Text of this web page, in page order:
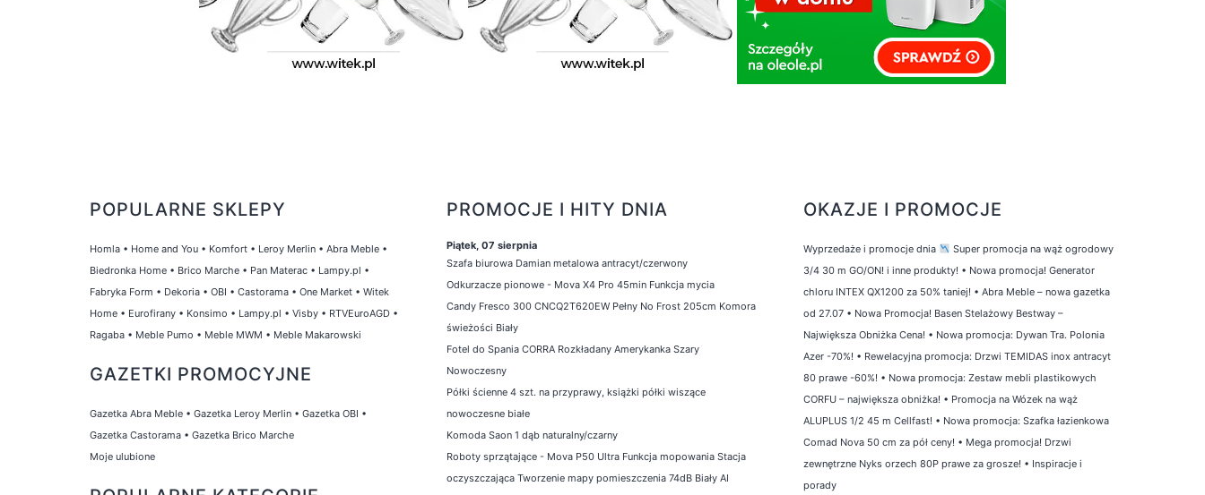
POPULARNE SKLEPY
Homla • Home and You • Komfort • Leroy Merlin • Abra Meble •
Biedronka Home • Brico Marche • Pan Materac • Lampy.pl •
Fabryka Form • Dekoria • OBI • Castorama • One Market • Witek
Home • Eurofirany • Konsimo • Lampy.pl • Visby • RTVEuroAGD •
Ragaba • Meble Pumo • Meble MWM • Meble Makarowski
GAZETKI PROMOCYJNE
Gazetka Abra Meble • Gazetka Leroy Merlin • Gazetka OBI •
Gazetka Castorama • Gazetka Brico Marche
Moje ulubione
PROMOCJE I HITY DNIA
Piątek, 07 sierpnia
Szafa biurowa Damian metalowa antracyt/czerwony
Odkurzacze pionowe - Mova X4 Pro 45min Funkcja mycia
Candy Fresco 300 CNCQ2T620EW Pełny No Frost 205cm Komora
świeżości Biały
Fotel do Spania CORRA Rozkładany Amerykanka Szary
Nowoczesny
Półki ścienne 4 szt. na przyprawy, książki półki wiszące
nowoczesne białe
Komoda Saon 1 dąb naturalny/czarny
Roboty sprzątające - Mova P50 Ultra Funkcja mopowania Stacja
oczyszczająca Tworzenie mapy pomieszczenia 74dB Biały AI
OKAZJE I PROMOCJE
Wyprzedaże i promocje dnia
Super promocja na wąż ogrodowy
3/4 30 m GO/ON! i inne produkty! • Nowa promocja! Generator
chloru INTEX QX1200 za 50% taniej! • Abra Meble – nowa gazetka
od 27.07 • Nowa Promocja! Basen Stelażowy Bestway –
Największa Obniżka Cena! • Nowa promocja: Dywan Tra. Polonia
Azer -70%! • Rewelacyjna promocja: Drzwi TEMIDAS inox antracyt
80 prawe -60%! • Nowa promocja: Zestaw mebli plastikowych
CORFU – największa obniżka! • Promocja na Wózek na wąż
ALUPLUS 1/2 45 m Cellfast! • Nowa promocja: Szafka łazienkowa
Comad Nova 50 cm za pół ceny! • Mega promocja! Drzwi
zewnętrzne Nyks orzech 80P prawe za grosze! • Inspiracje i
porady